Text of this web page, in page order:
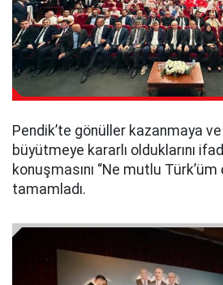
Pendik’te gönüller kazanmaya
büyütmeye kararlı olduklarını
konuşmasını “Ne mutlu
tamamladı.